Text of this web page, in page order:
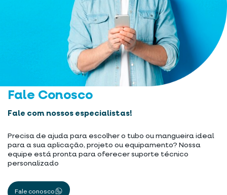
Fale Conosco
Fale com nossos especialistas!
Precisa de ajuda para escolher o tubo ou mangueira ideal
para a sua aplicação, projeto ou equipamento? Nossa
equipe está pronta para oferecer suporte técnico
personalizado
Fale conosco